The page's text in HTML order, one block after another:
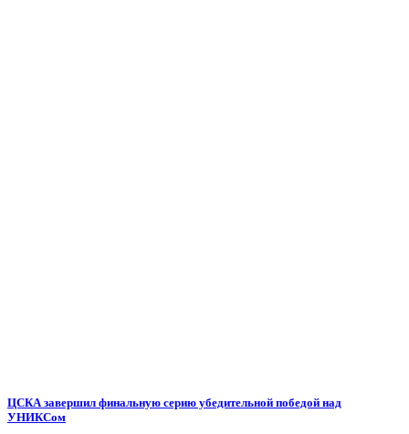
ЦСКА завершил финальную серию убедительной победой над
УНИКСом